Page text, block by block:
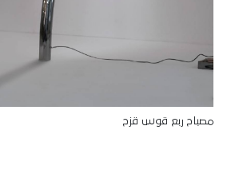
مصباح ربع قوس قزح